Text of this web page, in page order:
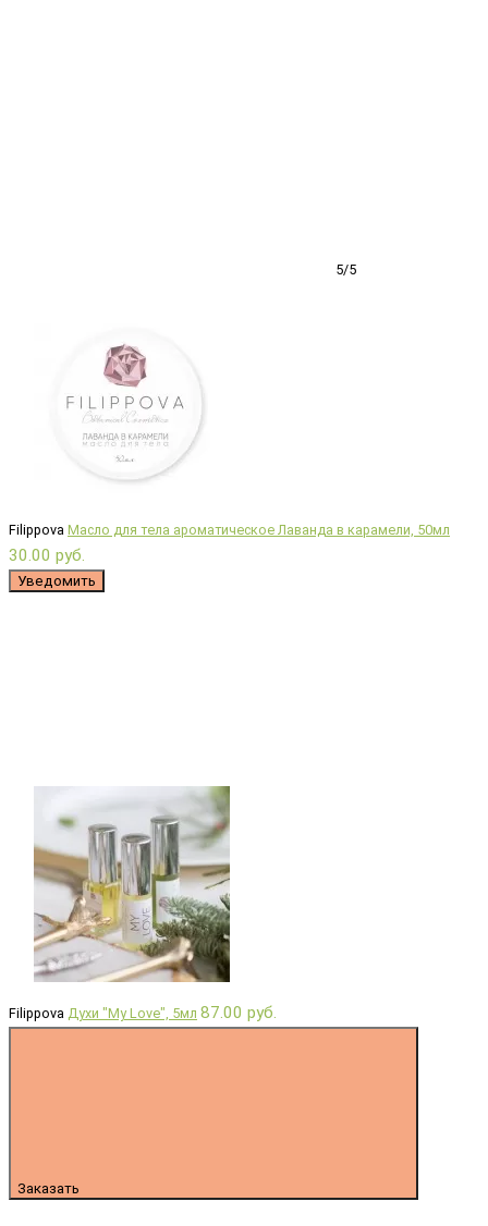
5/5
Filippova Масло для тела ароматическое Лаванда в карамели, 50мл
30.00 руб.
Уведомить
Filippova Духи "My Love", 5мл 87.00 руб.
Заказать